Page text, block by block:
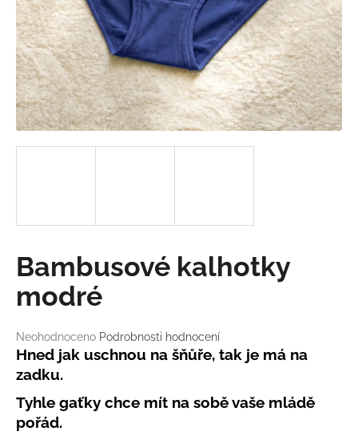
Průměrné
hodnocení
produktu
je
0,0
z
5
Neohodnoceno Podrobnosti hodnocení
Bambusové kalhotky
modré
Hned jak uschnou na šňůře, tak je má na
zadku.
Tyhle gaťky chce mít na sobě vaše mládě
pořád.
a
j
í
t
?
D
o
p
o
u
č
u
j
e
m